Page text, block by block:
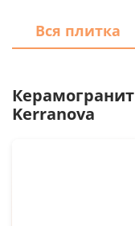
Вся плитка
Керамогранит
Kerranova